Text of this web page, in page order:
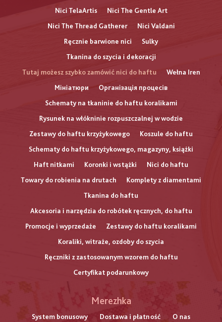
Nici TelaArtis
Nici The Gentle Art
Nici The Thread Gatherer
Nici Valdani
Ręcznie barwione nici
Sulky
Tkanina do szycia i dekoracji
Tutaj możesz szybko zamówić nici do haftu
Wełna Iren
Мініатюри
Організація процесів
Schematy na tkaninie do haftu koralikami
Rysunek na włókninie rozpuszczalnej w wodzie
Zestawy do haftu krzyżykowego
Koszule do haftu
Schematy do haftu krzyżykowego, magazyny, książki
Haft nitkami
Koronki i wstążki
Nici do haftu
Towary do robienia na drutach
Komplety z diamentami
Tkanina do haftu
Akcesoria i narzędzia do robótek ręcznych, do haftu
Promocje i wyprzedaże
Zestawy do haftu koralikami
Koraliki, witraże, ozdoby do szycia
Ręczniki z zastosowanym wzorem do haftu
Certyfikat podarunkowy
Merezhka
System bonusowy Dostawa i płatność O nas